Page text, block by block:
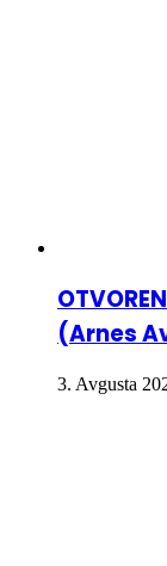
(Arnes
3. Avgusta